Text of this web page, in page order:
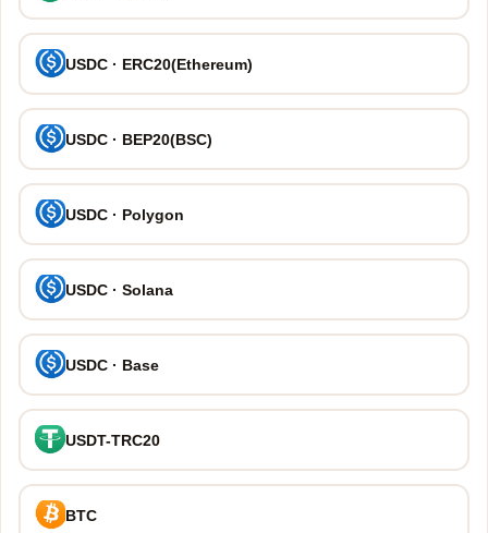
USDC · ERC20(Ethereum)
USDC · BEP20(BSC)
USDC · Polygon
USDC · Solana
USDC · Base
USDT-TRC20
BTC